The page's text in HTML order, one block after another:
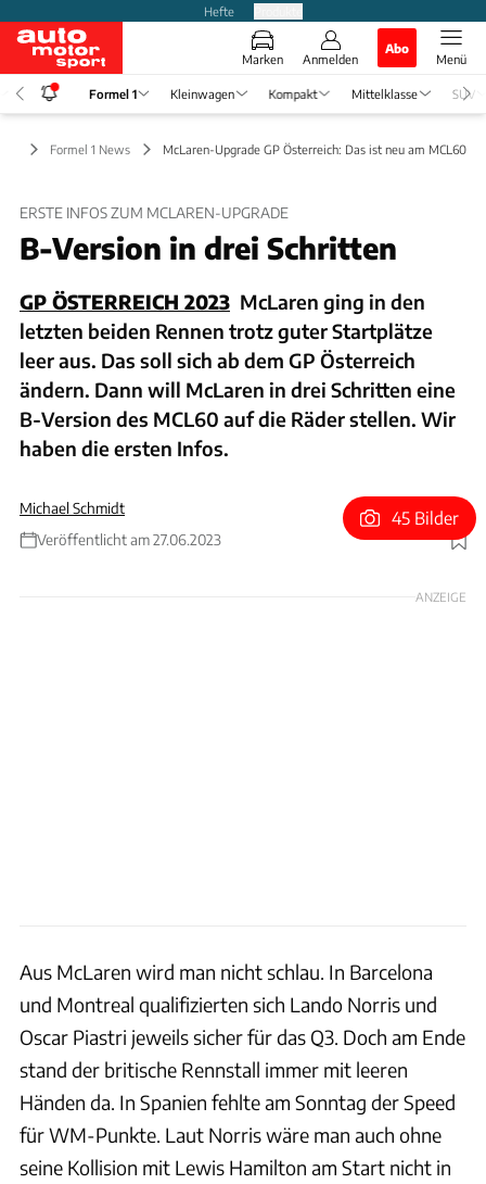
Hefte
Marken Anmelden
Abo
Menü
Formel 1 Kleinwagen Kompakt Mittelklasse SUV
Formel 1 News McLaren-Upgrade GP Österreich: Das ist neu am MCL60
ERSTE INFOS ZUM MCLAREN-UPGRADE
B-Version in drei Schritten
GP ÖSTERREICH 2023 McLaren ging in den
letzten beiden Rennen trotz guter Startplätze
leer aus. Das soll sich ab dem GP Österreich
ändern. Dann will McLaren in drei Schritten eine
B-Version des MCL60 auf die Räder stellen. Wir
haben die ersten Infos.
Michael Schmidt
Veröffentlicht am 27.06.2023
Foto: xpb
45 Bilder
ANZEIGE
Aus McLaren wird man nicht schlau. In Barcelona
und Montreal qualifizierten sich Lando Norris und
Oscar Piastri jeweils sicher für das Q3. Doch am Ende
stand der britische Rennstall immer mit leeren
Händen da. In Spanien fehlte am Sonntag der Speed
für WM-Punkte. Laut Norris wäre man auch ohne
seine Kollision mit Lewis Hamilton am Start nicht in